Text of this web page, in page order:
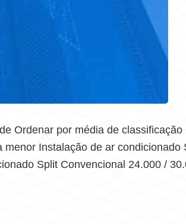
Ordenar por média de
Instalação de ar condicionado
Split Convencional 24.000 /